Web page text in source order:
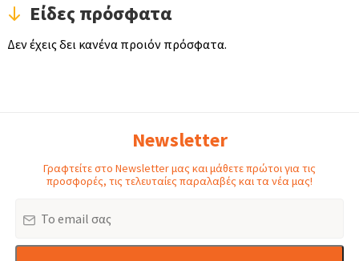
Είδες πρόσφατα
Δεν έχεις δει κανένα προιόν πρόσφατα.
Newsletter
Γραφτείτε στο Newsletter μας και μάθετε πρώτοι για τις
προσφορές, τις τελευταίες παραλαβές και τα νέα μας!